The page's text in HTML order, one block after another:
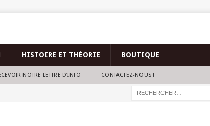
HISTOIRE ET THÉORIE BOUTIQUE
NOTRE LETTRE D’INFO CONTACTEZ-NOUS !